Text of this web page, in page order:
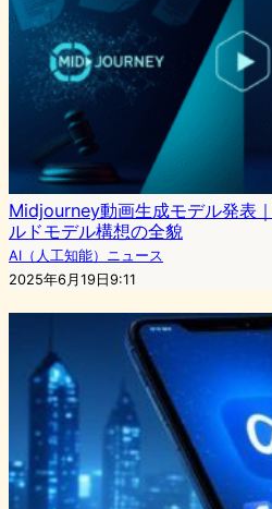
Midjourney動画生成モデル発表
ルドモデル構想の全貌
AI（人工知能）ニュース
2025年6月19日9:11